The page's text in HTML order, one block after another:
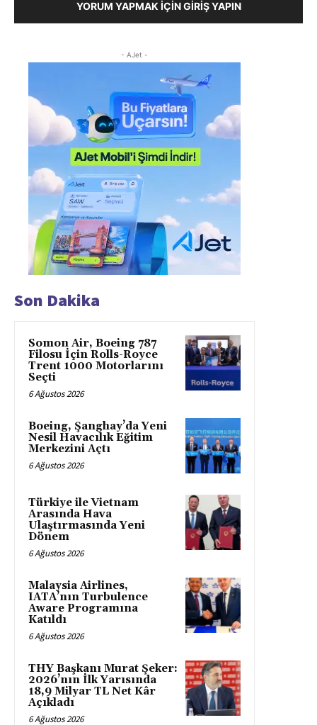
YORUM YAPMAK İÇIN GIRIŞ YAPIN
- AJet -
Son Dakika
Somon Air, Boeing 787
Filosu İçin Rolls-Royce
Trent 1000 Motorlarını
Seçti
6 Ağustos 2026
Boeing, Şanghay’da Yeni
Nesil Havacılık Eğitim
Merkezini Açtı
6 Ağustos 2026
Türkiye ile Vietnam
Arasında Hava
Ulaştırmasında Yeni
Dönem
6 Ağustos 2026
Malaysia Airlines,
IATA’nın Turbulence
Aware Programına
Katıldı
6 Ağustos 2026
THY Başkanı Murat Şeker:
2026’nın İlk Yarısında
18,9 Milyar TL Net Kâr
Açıkladı
6 Ağustos 2026